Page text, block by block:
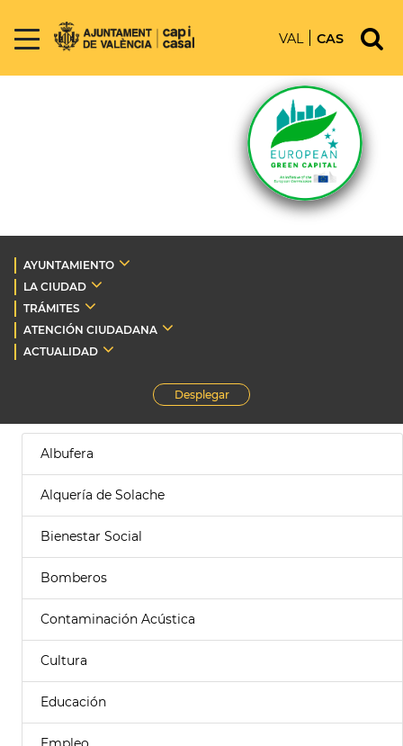
VAL CAS
AYUNTAMIENTO
LA CIUDAD
TRÁMITES
ATENCIÓN CIUDADANA
ACTUALIDAD
Desplegar
Albufera
Alquería de Solache
Bienestar Social
Bomberos
Contaminación Acústica
Cultura
Educación